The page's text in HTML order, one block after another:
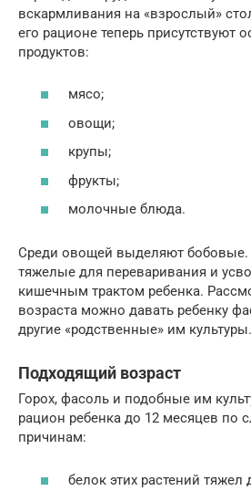
вскармливания на «взрослый»
его рационе теперь присутствуют
продуктов:
мясо;
овощи;
крупы;
фрукты;
молочные блюда.
Среди овощей выделяют бобовые.
тяжелые для переваривания и
кишечным трактом ребенка.
возраста можно давать ребенку
другие «родственные» им культуры.
Подходящий возраст
Горох, фасоль и подобные им
рацион ребенка до 12 месяцев по
причинам:
белок этих растений тяжел